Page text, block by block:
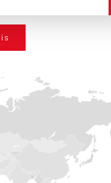
DÉTAILS